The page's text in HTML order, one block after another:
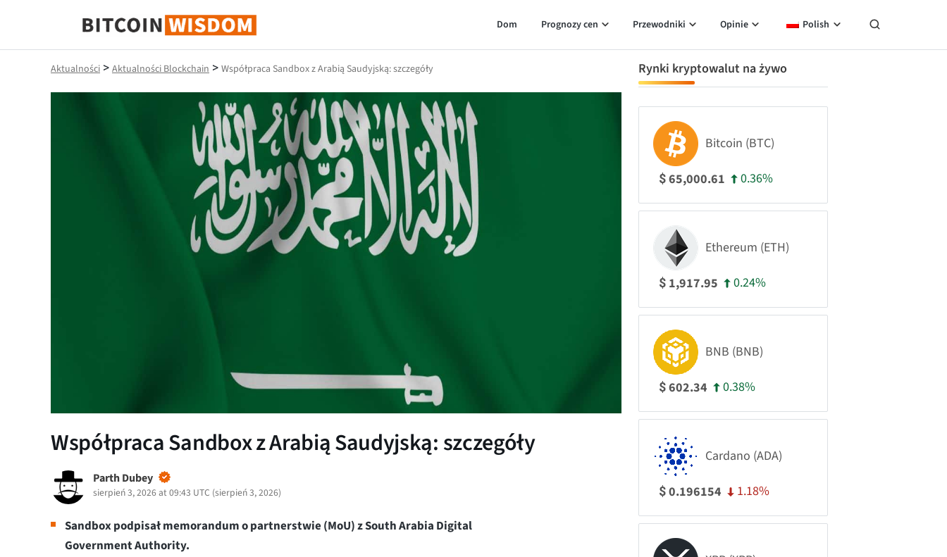
Mądrość Bitcoina
Dom Prognozy cen Przewodniki Opinie Polish
Aktualności > Aktualności Blockchain > Współpraca Sandbox z Arabią Saudyjską: szczegóły
Współpraca Sandbox z Arabią Saudyjską: szczegóły
Parth Dubey
sierpień 3, 2026 at 09:43 UTC (sierpień 3, 2026)
Sandbox podpisał memorandum o partnerstwie (MoU) z South Arabia Digital
Government Authority.
Rynki kryptowalut na żywo
Bitcoin (BTC)
$65,000.61 0.36%
Ethereum (ETH)
$ 1,917.95 0.24%
BNB (BNB)
$602.34 0.38%
Cardano (ADA)
$0.196154 1.18%